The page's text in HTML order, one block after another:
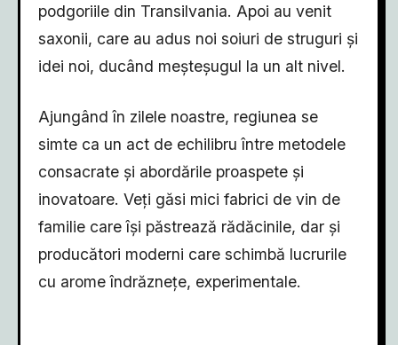
podgoriile din Transilvania. Apoi au venit
saxonii, care au adus noi soiuri de struguri și
idei noi, ducând meșteșugul la un alt nivel.
Ajungând în zilele noastre, regiunea se
simte ca un act de echilibru între metodele
consacrate și abordările proaspete și
inovatoare. Veți găsi mici fabrici de vin de
familie care își păstrează rădăcinile, dar și
producători moderni care schimbă lucrurile
cu arome îndrăznețe, experimentale.